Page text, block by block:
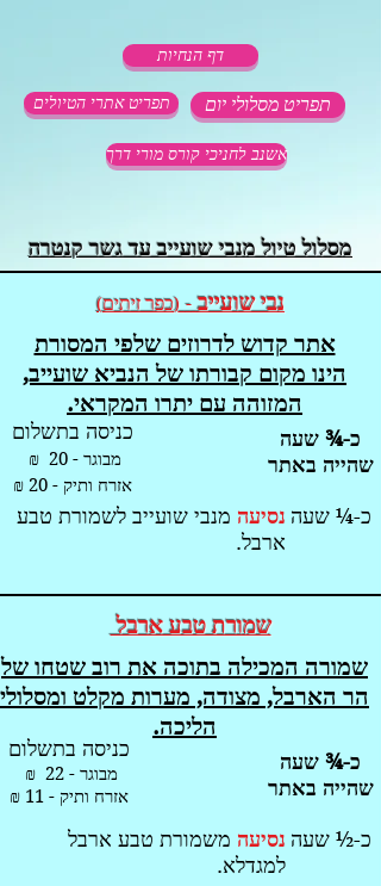
דף הנחיות
תפריט אתרי הטיולים
אשנב לחניכי קורס מורי דרך
תפריט מסלולי יום
מסלול טיול מנבי שועייב עד גשר קנטרה
נבי שועייב -
(כפר זיתים)
אתר קדוש לדרוזים שלפי המסורת
הינו מקום קבורתו של הנביא שועייב,
המזוהה עם יתרו המקראי.
כ-¾ שעה
שהייה באתר
כ-¼ שעה נסיעה מנבי שועייב לשמורת טבע
ארבל.
שמורת טבע ארבל
שמורה המכילה בתוכה את רוב שטחו של
הר הארבל, מצודה, מערות מקלט ומסלולי
הליכה.
כ-¾ שעה
שהייה באתר
כ-½ שעה נסיעה משמורת טבע ארבל
למגדלא.
כניסה בתשלום
מבוגר - 20 ₪
אזרח ותיק - 20 ₪
כניסה בתשלום
מבוגר - 22 ₪
אזרח ותיק - 11 ₪